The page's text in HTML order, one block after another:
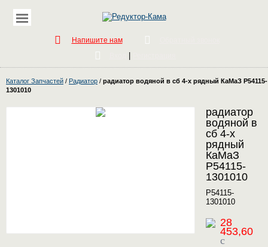
Напишите нам
Каталог Запчастей / Радиатор / радиатор водяной в сб 4-х рядный КаМаЗ Р54115-
1301010
радиатор
водяной в
сб 4-х
рядный
КаМаЗ
Р54115-
1301010
Р54115-
1301010
28
453,60
c